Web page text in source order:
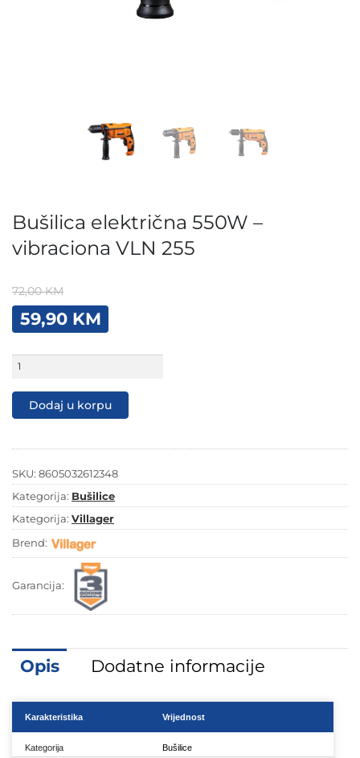
Bušilica električna 550W –
vibraciona VLN 255
72,00KM
Original
price
72,00 KM.
59,90 KM
Current
price
Bušilica
električna
-
vibraciona
količina
Dodaj u korpu
SKU: 8605032612348
Kategorija: Bušilice
Kategorija: Villager
Brend:
Garancija:
Opis Dodatne informacije
Karakteristika Vrijednost
Kategorija Bušilice